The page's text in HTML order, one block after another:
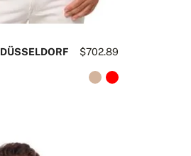
$702.89
DÜSSELDORF